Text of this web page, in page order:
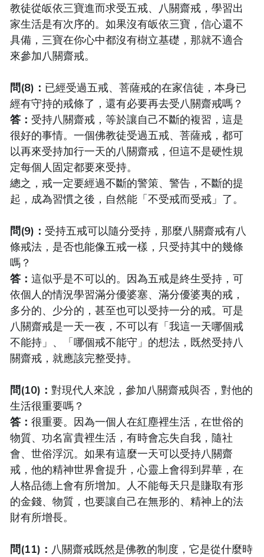
教徒從皈依三寶進而求受五戒、八關齋戒，學習出
家生活是有次序的。如果沒有皈依三寶，信心還不
具備，三寶在你心中都沒有樹立基礎，那就不適合
來參加八關齋戒。
問(8)： 已經受過五戒、菩薩戒的在家信徒，本身已
經有守持的戒條了，還有必要再去受八關齋戒嗎？
答： 受持八關齋戒，等於讓自己不斷的複習，這是
很好的事情。一個佛教徒受過五戒、菩薩戒，都可
以再來受持加行一天的八關齋戒，但這不是硬性規
定每個人固定都要來受持。
總之，戒一定要經過不斷的警策、警告，不斷的提
起，成為習慣之後，自然能「不受戒而受戒」了。
問(9)： 受持五戒可以隨分受持，那麼八關齋戒有八
條戒法，是否也能像五戒一樣，只受持其中的幾條
嗎？
答： 這似乎是不可以的。因為五戒是終生受持，可
依個人的情況學習滿分優婆塞、滿分優婆夷的戒，
多分的、少分的，甚至也可以受持一分的戒。可是
八關齋戒是一天一夜，不可以有「我這一天哪個戒
不能持」、「哪個戒不能守」的想法，既然受持八
關齋戒，就應該完整受持。
問(10)： 對現代人來說，參加八關齋戒與否，對他的
生活很重要嗎？
答： 很重要。因為一個人在紅塵裡生活，在世俗的
物質、功名富貴裡生活，有時會忘失自我，隨社
會、世俗浮沉。如果有這麼一天可以受持八關齋
戒，他的精神世界會提升，心靈上會得到昇華，在
人格品德上會有所增加。人不能每天只是賺取有形
的金錢、物質，也要讓自己在無形的、精神上的法
財有所增長。
問(11)： 八關齋戒既然是佛教的制度，它是從什麼時